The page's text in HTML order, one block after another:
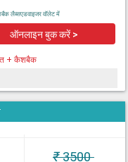
लैब्सएडवाइजर वॉलेट में
ऑनलाइन बुक करें >
+ कैशबैक
₹3500